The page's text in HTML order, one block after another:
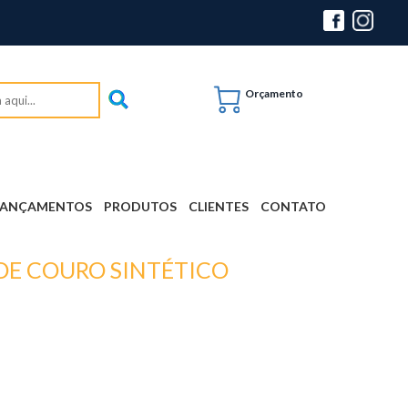
Orçamento
PRODUTOS CLIENTES CONTATO
COURO SINTÉTICO